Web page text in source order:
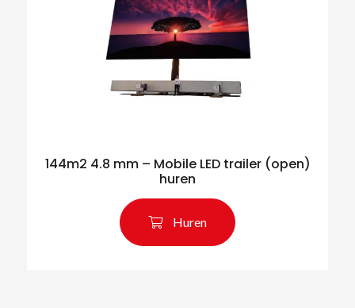
144m2 4.8 mm – Mobile LED trailer (open)
huren
Huren